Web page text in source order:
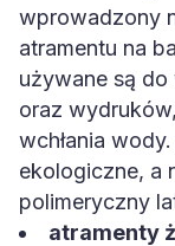
wprowadzony
atramentu na
używane są
oraz
wchłania
ekologiczne, a
polimeryczny
atramenty